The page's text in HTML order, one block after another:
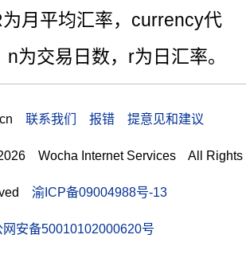
月平均汇率，currency代
为交易日数，r为日汇率。
联系我们 报错 提意见和建议
Wocha Internet Services All Rights
渝ICP备09004988号-13
网安备50010102000620号